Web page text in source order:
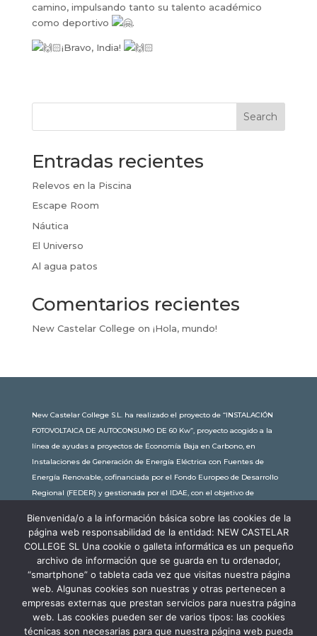
camino, impulsando tanto su talento académico
como deportivo
.
¡Bravo, India!
Search
Entradas recientes
Relevos en la Piscina
Escape Room
Náutica
El Universo
Al agua patos
Comentarios recientes
New Castelar College on ¡Hola, mundo!
New Castelar College S.L. ha realizado el proyecto de “INSTALACIÓN
FOTOVOLTAICA DE AUTOCONSUMO DE 60 Kw”, proyecto acogido a la
línea de ayudas a proyectos de Economía Baja en Carbono, en
Instalaciones de Generación de Energía Eléctrica con Fuentes de
Energía Renovable, cofinanciada por el Fondo Europeo de Desarrollo
Regional (FEDER) y gestionada por el IDAE, con el objetivo de
subvención de 30.245,63€. Con una potencia instalada de 60kW, la
comunidad educativa de New Castelar ahorra al planeta 34,79
toneladas de CO2 al año, lo que equivale a recorrer 116.677 km en coche
o plantar 116 árboles al año.
Bienvenida/o a la información básica sobre las cookies de la
página web responsabilidad de la entidad: NEW CASTELAR
COLLEGE SL Una cookie o galleta informática es un pequeño
archivo de información que se guarda en tu ordenador,
“smartphone” o tableta cada vez que visitas nuestra página
web. Algunas cookies son nuestras y otras pertenecen a
empresas externas que prestan servicios para nuestra página
web. Las cookies pueden ser de varios tipos: las cookies
técnicas son necesarias para que nuestra página web pueda